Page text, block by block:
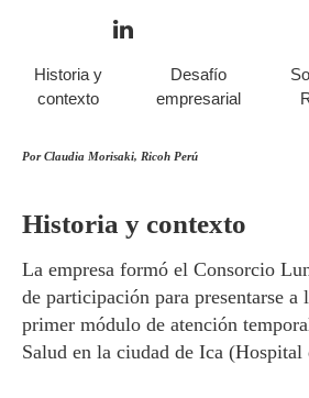
Historia y
contexto
Desafío
empresarial
Por Claudia Morisaki, Ricoh Perú
Historia y contexto
La empresa formó el Consorcio
de participación para presentarse
primer módulo de atención
Salud en la ciudad de Ica (Hospital